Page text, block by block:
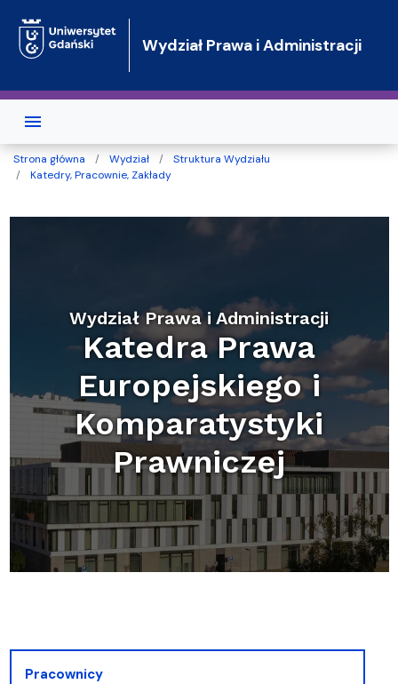
Wydział Prawa i Administracji
Strona główna Wydział
Struktura Wydziału
Katedry, Pracownie, Zakłady
Wydział Prawa i Administracji
Katedra Prawa
Europejskiego i
Komparatystyki
Prawniczej
Pracownicy